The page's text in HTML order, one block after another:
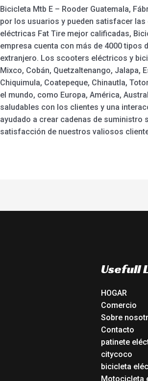
Bicicleta Mtb E – Rooder Guatemala,
por los usuarios y pueden satisfacer
eléctricas Fat Tire mejor calificadas,
empresa cuenta con más de 4000 tipos
extranjero. Los scooters eléctricos y
Mixco, Cobán, Quetzaltenango, Jalapa,
Chiquimula, Coatepeque, Chinautla,
el mundo, como Europa, América,
saludables con los clientes y una
ayudado a crear cadenas de suministro
satisfacción de nuestros valiosos
Usefull
HOGAR
Comercio
Sobre
Contacto
patinete
citycoco
bicicleta
Motocicleta